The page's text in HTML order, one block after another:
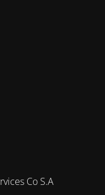
Co S.A